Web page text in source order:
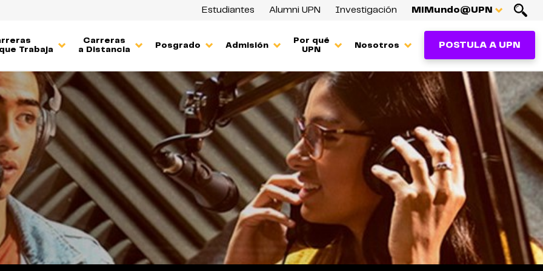
Estudiantes Alumni UPN Investigación MiMundo@UPN
Trabaja
Carreras
a Distancia
Posgrado Admisión
Por qué
UPN
Nosotros POSTULA A UPN